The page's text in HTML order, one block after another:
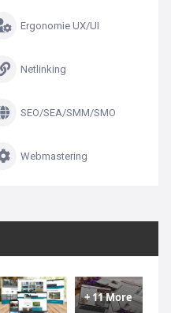
Ergonomie UX/UI
Netlinking
SEO/SEA/SMM/SMO
Webmastering
+ 11 More